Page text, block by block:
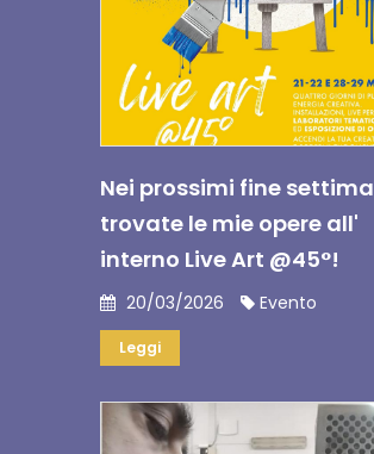
Nei prossimi fine
trovate le mie opere all'
interno Live Art @45°!
20/03/2026 Evento
Leggi